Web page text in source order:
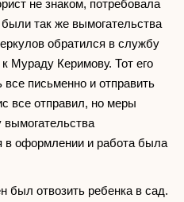
не знаком, потребовала
так же вымогательства
обратился в службу
Мураду Керимову. Тот его
письменно и отправить
все отправил, но меры
в оформлении и работа была
был отвозить ребенка в сад.